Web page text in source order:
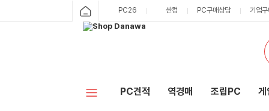
PC26 싼컴 PC구매상담 기업
PC견적 역경매 조립PC 게